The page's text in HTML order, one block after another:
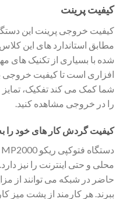
کیفیت پرینت
مطابق استاندارد های این
شده با بسیاری از تکنیک های
افزاری است تا کیفیت خروجی
شما کمک می کند تفکیک،
را در خروجی مشاهده کنید.
کیفیت گردش کار های خود را
محلی و حتی اینترنت را نیز
حاضر در شبکه می توانند از
ببرند. هر کارمند از پشت میز